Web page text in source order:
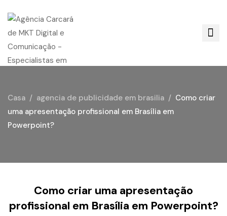
Casa agencia de publicidade em brasilia
Como criar
uma apresentação profissional em Brasília em
Powerpoint?
Como criar uma apresentação
profissional em Brasília em Powerpoint?